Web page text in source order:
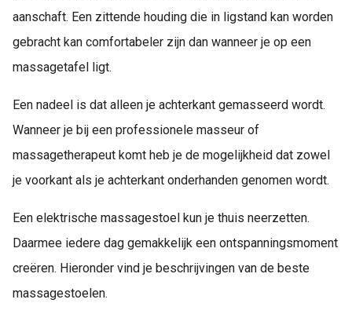
aanschaft. Een zittende houding die in ligstand kan worden
gebracht kan comfortabeler zijn dan wanneer je op een
massagetafel ligt.
Een nadeel is dat alleen je achterkant gemasseerd wordt.
Wanneer je bij een professionele masseur of
massagetherapeut komt heb je de mogelijkheid dat zowel
je voorkant als je achterkant onderhanden genomen wordt.
Een elektrische massagestoel kun je thuis neerzetten.
Daarmee iedere dag gemakkelijk een ontspanningsmoment
creëren. Hieronder vind je beschrijvingen van de beste
massagestoelen.